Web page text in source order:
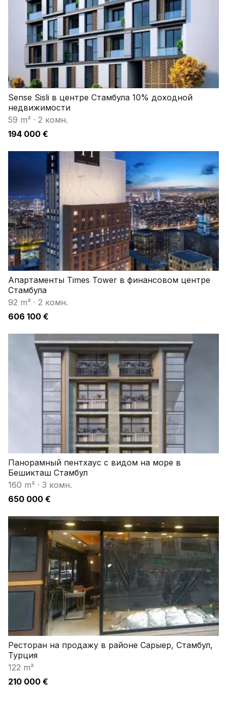
Sense Sisli в центре Стамбула 10% доходной
недвижимости
59 m² · 2 комн.
194 000 €
Апартаменты Times Tower в финансовом центре
Стамбула
92 m² · 2 комн.
606 100 €
Панорамный пентхаус с видом на море в
Бешикташ Стамбул
160 m² · 3 комн.
650 000 €
Ресторан на продажу в районе Сарыер, Стамбул,
Турция
122 m²
210 000 €